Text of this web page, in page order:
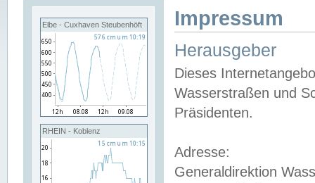
Elbe - Cuxhaven Steubenhöft
RHEIN - Koblenz
Impressum
Herausgeber
Dieses
Wasserstraßen und
Präsidenten.
Adresse:
Generaldirektion